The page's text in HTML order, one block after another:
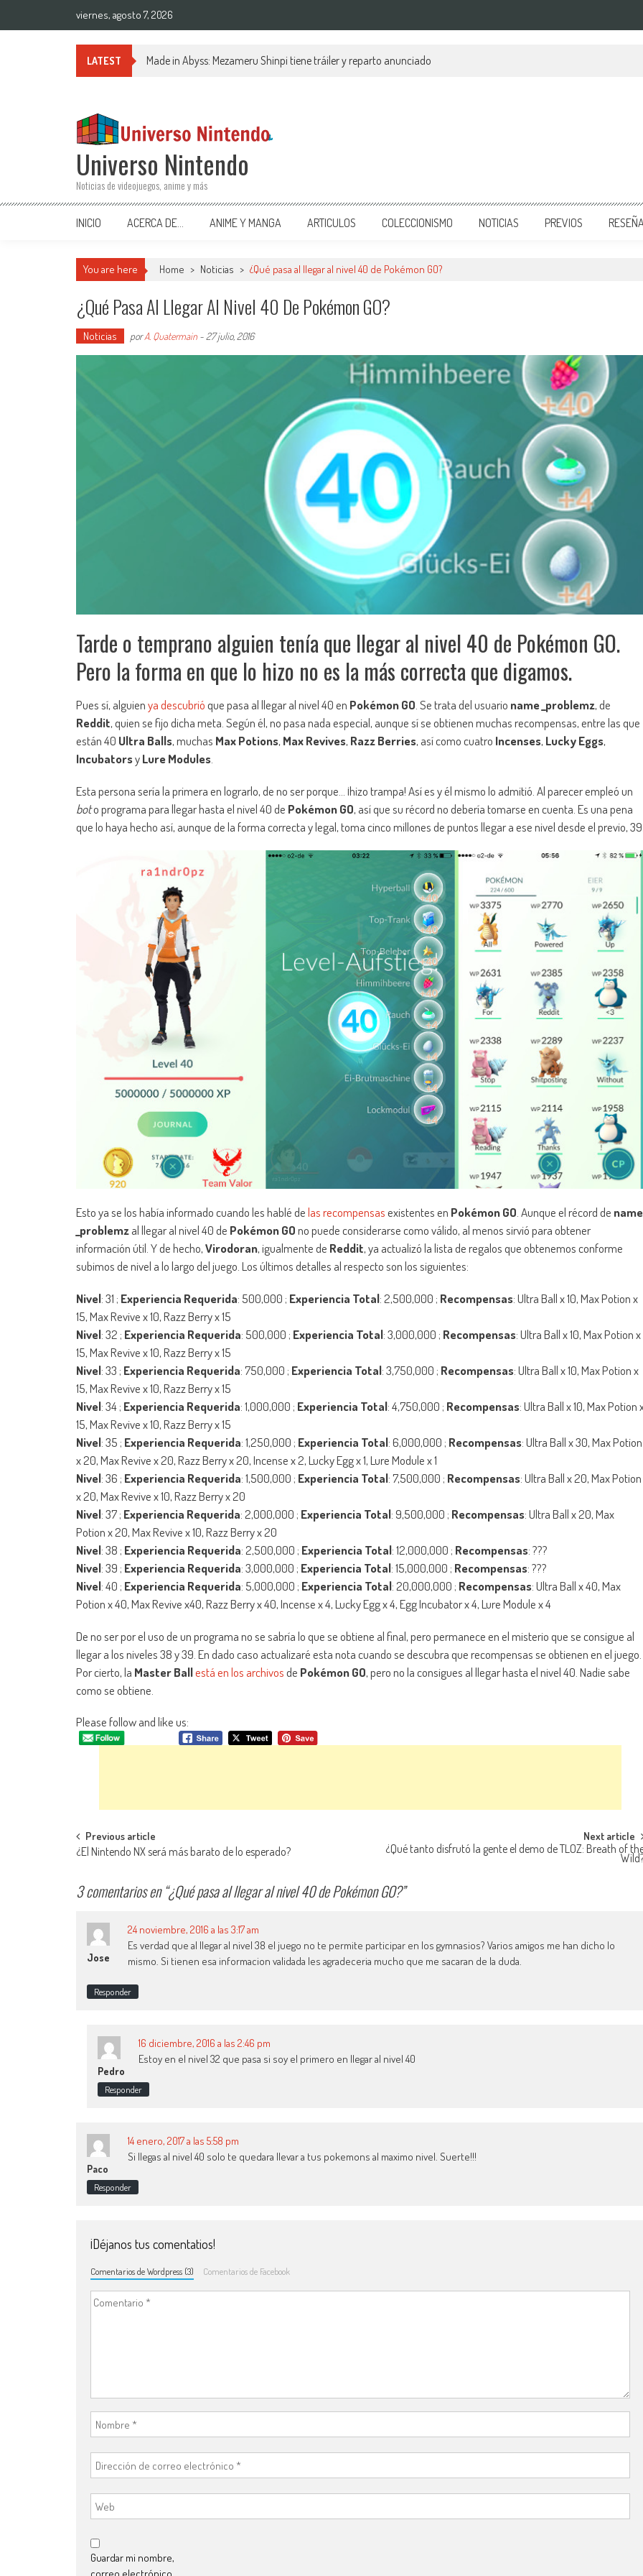
viernes, agosto 7, 2026
LATEST Made in Abyss: Mezameru Shinpi tiene tráiler y reparto anunciado
Universo Nintendo
Noticias de videojuegos, anime y más
INICIO ACERCA DE… ANIME Y MANGA ARTICULOS COLECCIONISMO NOTICIAS PREVIOS
You are here Home > Noticias > ¿Qué pasa al llegar al nivel 40 de Pokémon GO?
¿Qué Pasa Al Llegar Al Nivel 40 De Pokémon GO?
Noticias porA. Quatermain - 27 julio, 2016
Tarde o temprano alguien tenía que llegar al nivel 40 de Pokémon GO.
Pero la forma en que lo hizo no es la más correcta que digamos.
Pues sí, alguienya descubrióque pasa al llegar al nivel 40 en Pokémon GO. Se trata del usuario name _problemz, de
Reddit, quien se fijo dicha meta. Según él, no pasa nada especial, aunque sí se obtienen muchas recompensas, entre las que
están 40 Ultra Balls, muchas Max Potions, Max Revives, Razz Berries, así como cuatro Incenses, Lucky Eggs,
IncubatorsyLure Modules.
Esta persona sería la primera en lograrlo, de no ser porque… ¡hizo trampa! Así es y él mismo lo admitió. Al parecer empleó un
boto programa para llegar hasta el nivel 40 de Pokémon GO, así que su récord no debería tomarse en cuenta. Es una pena
que lo haya hecho así, aunque de la forma correcta y legal, toma cinco millones de puntos llegar a ese nivel desde el previo,
Esto ya se los había informado cuando les hablé delas recompensasexistentes en Pokémon GO . Aunque el récord de name
_problemzal llegar al nivel 40 de Pokémon GOno puede considerarse como válido, al menos sirvió para obtener
información útil. Y de hecho,Virodoran, igualmente de Reddit, ya actualizó la lista de regalos que obtenemos conforme
subimos de nivel a lo largo del juego. Los últimos detalles al respecto son los siguientes:
Nivel: 31 ; Experiencia Requerida: 500,000 ; Experiencia Total: 2,500,000 ; Recompensas: Ultra Ball x 10, Max Potion x
15, Max Revive x 10, Razz Berry x 15
Nivel: 32 ; Experiencia Requerida: 500,000 ; Experiencia Total: 3,000,000 ; Recompensas: Ultra Ball x 10, Max Potion x
15, Max Revive x 10, Razz Berry x 15
Nivel: 33 ; Experiencia Requerida: 750,000 ; Experiencia Total: 3,750,000 ; Recompensas: Ultra Ball x 10, Max Potion x
15, Max Revive x 10, Razz Berry x 15
Nivel: 34 ; Experiencia Requerida: 1,000,000 ; Experiencia Total: 4,750,000 ; Recompensas: Ultra Ball x 10, Max Potion
15, Max Revive x 10, Razz Berry x 15
Nivel: 35 ; Experiencia Requerida: 1,250,000 ; Experiencia Total: 6,000,000 ; Recompensas: Ultra Ball x 30, Max Potion
x 20, Max Revive x 20, Razz Berry x 20, Incense x 2, Lucky Egg x 1, Lure Module x 1
Nivel: 36 ; Experiencia Requerida: 1,500,000 ; Experiencia Total: 7,500,000 ; Recompensas: Ultra Ball x 20, Max Potion
x 20, Max Revive x 10, Razz Berry x 20
Nivel: 37 ; Experiencia Requerida: 2,000,000 ; Experiencia Total: 9,500,000 ; Recompensas: Ultra Ball x 20, Max
Potion x 20, Max Revive x 10, Razz Berry x 20
Nivel: 38 ; Experiencia Requerida: 2,500,000 ; Experiencia Total: 12,000,000 ; Recompensas: ???
Nivel: 39 ; Experiencia Requerida: 3,000,000 ; Experiencia Total: 15,000,000 ; Recompensas: ???
Nivel: 40 ; Experiencia Requerida: 5,000,000 ; Experiencia Total: 20,000,000 ; Recompensas: Ultra Ball x 40, Max
Potion x 40, Max Revive x40, Razz Berry x 40, Incense x 4, Lucky Egg x 4, Egg Incubator x 4, Lure Module x 4
De no ser por el uso de un programa no se sabría lo que se obtiene al final, pero permanece en el misterio que se consigue al
llegar a los niveles 38 y 39. En dado caso actualizaré esta nota cuando se descubra que recompensas se obtienen en el juego.
Por cierto, la Master Ballestá en los archivosde Pokémon GO, pero no la consigues al llegar hasta el nivel 40. Nadie sabe
como se obtiene.
Please follow and like us:
Navegación de entradas
Previous article
¿El Nintendo NX será más barato de lo esperado?
Next article
¿Qué tanto disfrutó la gente el demo de TLOZ: Breath of
3 comentarios en “¿Qué pasa al llegar al nivel 40 de Pokémon GO?”
Jose
24 noviembre, 2016 a las 3:17 am
Es verdad que al llegar al nivel 38 el juego no te permite participar en los gymnasios? Varios amigos me han dicho lo
mismo. Si tienen esa informacion validada les agradeceria mucho que me sacaran de la duda.
Responder
Pedro
16 diciembre, 2016 a las 2:46 pm
Estoy en el nivel 32 que pasa si soy el primero en llegar al nivel 40
Responder
Paco
14 enero, 2017 a las 5:58 pm
Si llegas al nivel 40 solo te quedara llevar a tus pokemons al maximo nivel. Suerte!!!
Responder
¡Déjanos tus comentatios!
Comentarios de Wordpress (3) Comentarios de Facebook
Guardar mi nombre,